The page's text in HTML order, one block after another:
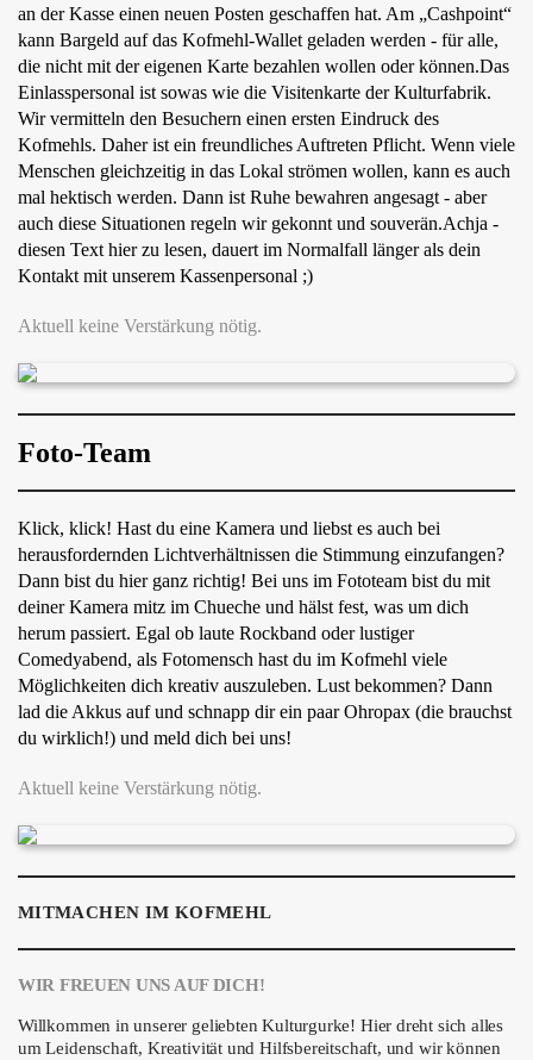
an der Kasse einen neuen Posten geschaffen hat. Am „Cashpoint“
kann Bargeld auf das Kofmehl-Wallet geladen werden - für alle,
die nicht mit der eigenen Karte bezahlen wollen oder können.Das
Einlasspersonal ist sowas wie die Visitenkarte der Kulturfabrik.
Wir vermitteln den Besuchern einen ersten Eindruck des
Kofmehls. Daher ist ein freundliches Auftreten Pflicht. Wenn viele
Menschen gleichzeitig in das Lokal strömen wollen, kann es auch
mal hektisch werden. Dann ist Ruhe bewahren angesagt - aber
auch diese Situationen regeln wir gekonnt und souverän.Achja -
diesen Text hier zu lesen, dauert im Normalfall länger als dein
Kontakt mit unserem Kassenpersonal ;)
Aktuell keine Verstärkung nötig.
Foto-Team
Klick, klick! Hast du eine Kamera und liebst es auch bei
herausfordernden Lichtverhältnissen die Stimmung einzufangen?
Dann bist du hier ganz richtig! Bei uns im Fototeam bist du mit
deiner Kamera mitz im Chueche und hälst fest, was um dich
herum passiert. Egal ob laute Rockband oder lustiger
Comedyabend, als Fotomensch hast du im Kofmehl viele
Möglichkeiten dich kreativ auszuleben. Lust bekommen? Dann
lad die Akkus auf und schnapp dir ein paar Ohropax (die brauchst
du wirklich!) und meld dich bei uns!
Aktuell keine Verstärkung nötig.
MITMACHEN IM KOFMEHL
WIR FREUEN UNS AUF DICH!
Willkommen in unserer geliebten Kulturgurke! Hier dreht sich alles
um Leidenschaft, Kreativität und Hilfsbereitschaft, und wir können